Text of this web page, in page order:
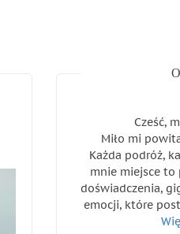
Cześć,
Miło mi
Każda podróż,
mnie miejsce to
doświadczenia,
emocji, które